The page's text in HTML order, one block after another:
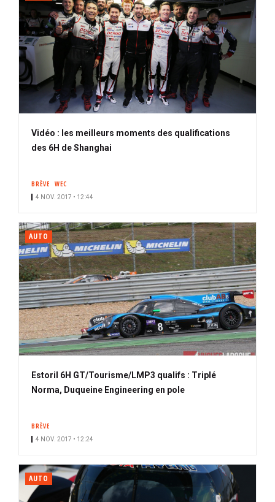
Vidéo : les meilleurs moments des qualifications
des 6H de Shanghai
BRÈVE WEC
4 NOV. 2017 • 12:44
AUTO
Estoril 6H GT/Tourisme/LMP3 qualifs : Triplé
Norma, Duqueine Engineering en pole
BRÈVE
4 NOV. 2017 • 12:24
AUTO